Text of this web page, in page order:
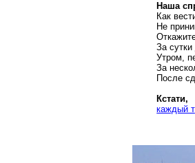
Наша
Как
Не
За
Утром,
За
После
Кстати,
каждый